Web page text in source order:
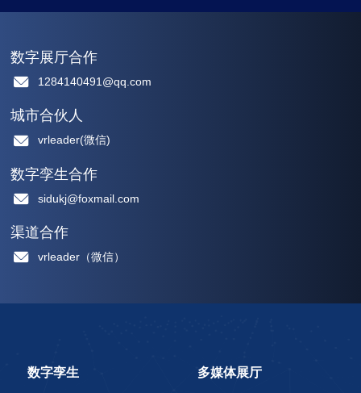
数字展厅合作
1284140491@qq.com
城市合伙人
vrleader(微信)
数字孪生合作
sidukj@foxmail.com
渠道合作
vrleader（微信）
数字孪生 多媒体展厅